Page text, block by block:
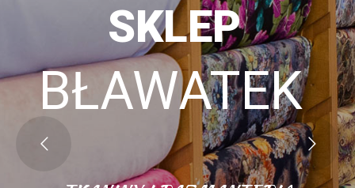
SKLEP
BŁAWATEK